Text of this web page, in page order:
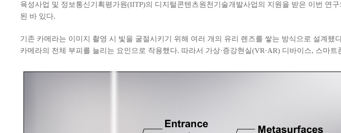
육성사업 및 정보통신기획평가원(IITP)의 디지털콘텐츠원천기술개발사업의 지원을 받은 이번 연
된 바 있다.
기존 카메라는 이미지 촬영 시 빛을 굴절시키기 위해 여러 개의 유리 렌즈를 쌓는 방식으로 설계
카메라의 전체 부피를 늘리는 요인으로 작용했다. 따라서 가상·증강현실(VR·AR) 디바이스, 스마